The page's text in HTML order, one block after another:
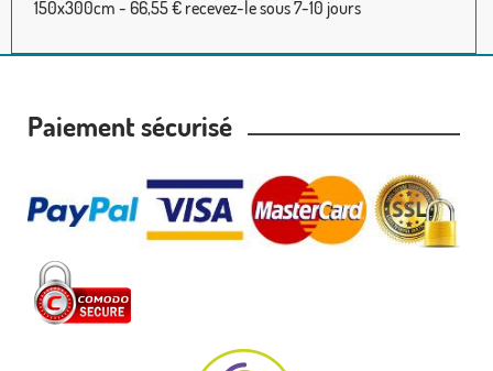
150x300cm - 66,55 € recevez-le sous 7-10 jours
Paiement sécurisé